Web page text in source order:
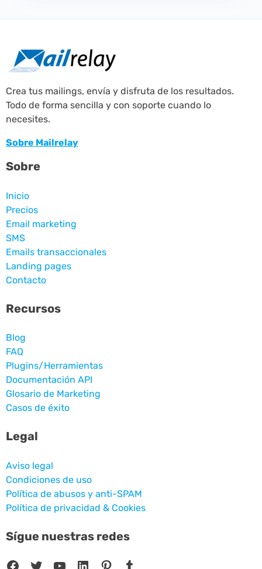
Crea tus mailings, envía y disfruta de los resultados.
Todo de forma sencilla y con soporte cuando lo
necesites.
Sobre Mailrelay
Sobre
Inicio
Precios
Email marketing
SMS
Emails transaccionales
Landing pages
Contacto
Recursos
Blog
FAQ
Plugins/Herramientas
Documentación API
Glosario de Marketing
Casos de éxito
Legal
Aviso legal
Condiciones de uso
Política de abusos y anti-SPAM
Política de privacidad & Cookies
Sígue nuestras redes
Facebook Twitter YouTube LinkedIn Pinterest Tumblr